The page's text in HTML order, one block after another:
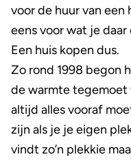
voor de huur van een
eens voor wat je
Een huis kopen dus.
Zo rond 1998 begon
de warmte tegemoet
altijd alles vooraf
zijn als je je eigen
vindt zo’n plekkie